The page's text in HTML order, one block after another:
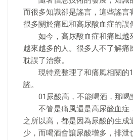
而很多知識卻是謠言，這些謠言
很多關於痛風和高尿酸血症的誤
如今，高尿酸血症和痛風越
越來越多的人。很多人不了解痛
耽誤了治療。
現特意整理了和痛風相關的
謠。
01尿酸高，不能喝酒，那喝
不管是痛風還是高尿酸血症
之所以高，都是因為尿酸的生成
少，而喝酒會讓尿酸增多，排泄